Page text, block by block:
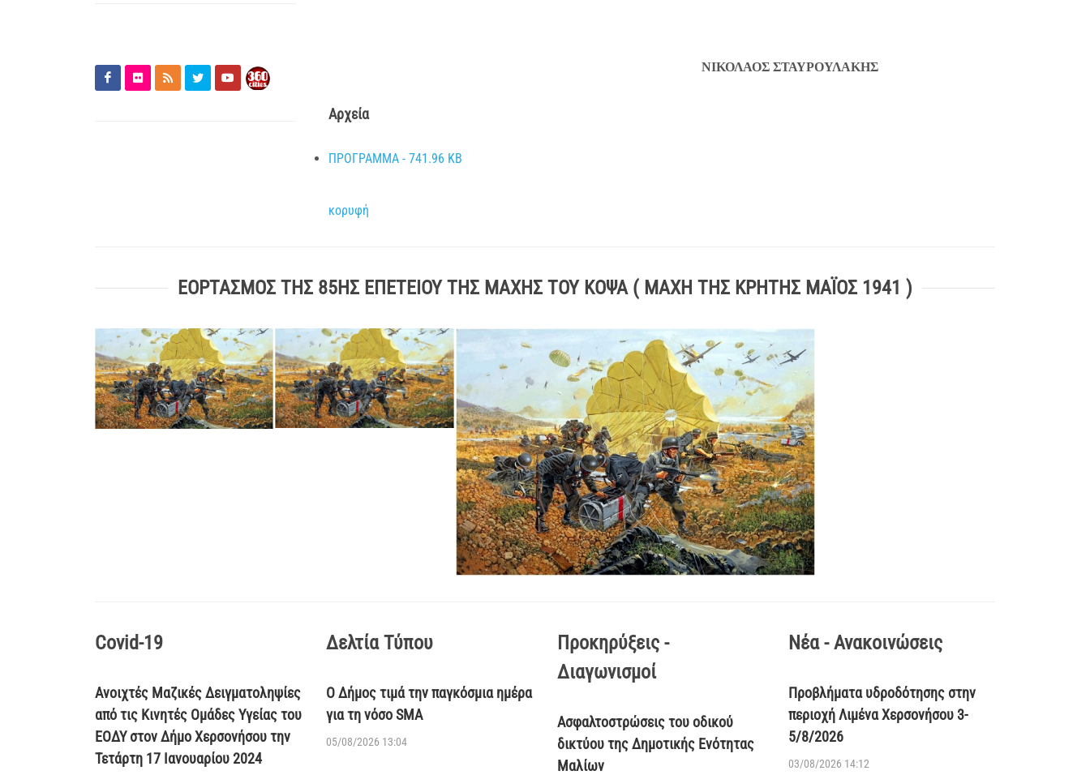
ΝΙΚΟΛΑΟΣ ΣΤΑΥΡΟΥΛΑΚΗΣ
Αρχεία
ΠΡΟΓΡΑΜΜΑ - 741.96 KB
κορυφή
ΕΟΡΤΑΣΜΟΣ ΤΗΣ 85ΗΣ ΕΠΕΤΕΙΟΥ ΤΗΣ ΜΑΧΗΣ ΤΟΥ ΚΟΨΑ ( ΜΑΧΗ ΤΗΣ ΚΡΗΤΗΣ ΜΑΪΟΣ 1941 )
Covid-19
Ανοιχτές Μαζικές Δειγματοληψίες
από τις Κινητές Ομάδες Υγείας του
ΕΟΔΥ στον Δήμο Χερσονήσου την
Τετάρτη 17 Ιανουαρίου 2024
Δελτία Τύπου
Ο Δήμος τιμά την παγκόσμια ημέρα
για τη νόσο SMA
05/08/2026 13:04
Προκηρύξεις -
Διαγωνισμοί
Ασφαλτοστρώσεις του οδικού
δικτύου της Δημοτικής Ενότητας
Μαλίων
Νέα - Ανακοινώσεις
Προβλήματα υδροδότησης στην
περιοχή Λιμένα Χερσονήσου 3-
5/8/2026
03/08/2026 14:12